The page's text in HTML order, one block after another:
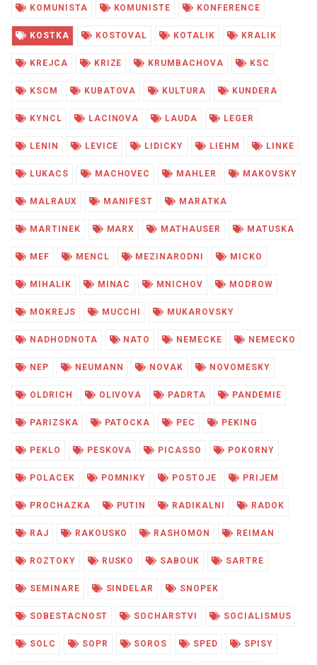
KOMUNISTA KOMUNISTE KONFERENCE
KOSTKA KOSTOVAL KOTALIK KRALIK
KREJCA KRIZE KRUMBACHOVA KSC
KSCM KUBATOVA KULTURA KUNDERA
KYNCL LACINOVA LAUDA LEGER
LENIN LEVICE LIDICKY LIEHM LINKE
LUKACS MACHOVEC MAHLER MAKOVSKY
MALRAUX MANIFEST MARATKA
MARTINEK MARX MATHAUSER MATUSKA
MEF MENCL MEZINARODNI MICKO
MIHALIK MINAC MNICHOV MODROW
MOKREJS MUCCHI MUKAROVSKY
NADHODNOTA NATO NEMECKE NEMECKO
NEP NEUMANN NOVAK NOVOMESKY
OLDRICH OLIVOVA PADRTA PANDEMIE
PARIZSKA PATOCKA PEC PEKING
PEKLO PESKOVA PICASSO POKORNY
POLACEK POMNIKY POSTOJE PRIJEM
PROCHAZKA PUTIN RADIKALNI RADOK
RAJ RAKOUSKO RASHOMON REIMAN
ROZTOKY RUSKO SABOUK SARTRE
SEMINARE SINDELAR SNOPEK
SOBESTACNOST SOCHARSTVI SOCIALISMUS
SOLC SOPR SOROS SPED SPISY